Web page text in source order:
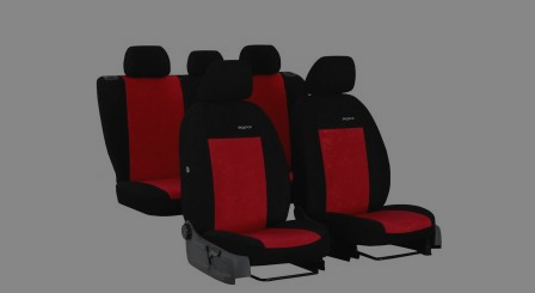
aan
verlanglijst